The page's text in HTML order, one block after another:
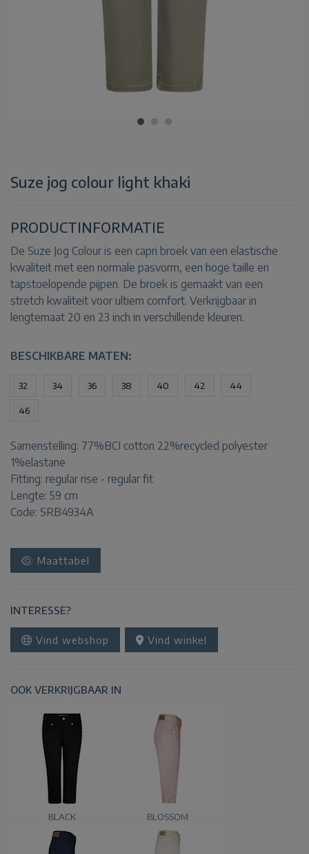
Suze jog colour light khaki
PRODUCTINFORMATIE
De Suze Jog Colour is een capri broek van een elastische
kwaliteit met een normale pasvorm, een hoge taille en
tapstoelopende pijpen. De broek is gemaakt van een
stretch kwaliteit voor ultiem comfort. Verkrijgbaar in
lengtemaat 20 en 23 inch in verschillende kleuren.
BESCHIKBARE MATEN:
32 34 36 38 40 42 44
46
Samenstelling: 77%BCI cotton 22%recycled polyester
1%elastane
Fitting: regular rise - regular fit
Lengte: 59 cm
Code: SRB4934A
Maattabel
INTERESSE?
Vind webshop Vind winkel
OOK VERKRIJGBAAR IN
BLACK BLOSSOM